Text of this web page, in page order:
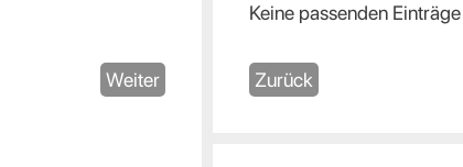
Weiter
Keine passenden
Zurück